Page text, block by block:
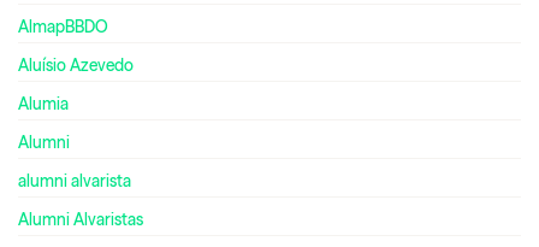
AlmapBBDO
Aluísio Azevedo
Alumia
Alumni
alumni alvarista
Alumni Alvaristas